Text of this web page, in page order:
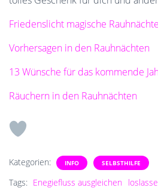
Friedenslicht magische Rauhnächte
Vorhersagen in den Rauhnächten
13 Wünsche für das kommende
Räuchern in den Rauhnächten
Kategorien: INFO SELBSTHILFE
Tags: Enegiefluss ausgleichen